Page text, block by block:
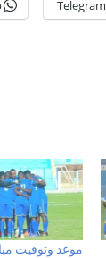
Telegram
موعد وتوقيت